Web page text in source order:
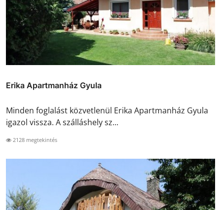
Erika Apartmanház Gyula
Minden foglalást közvetlenül Erika Apartmanház Gyula
igazol vissza. A szálláshely sz...
2128 megtekintés